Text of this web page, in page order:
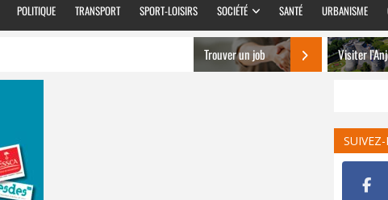
POLITIQUE TRANSPORT SPORT-LOISIRS SOCIÉTÉ SANTÉ URBANISME
Trouver un job Visiter